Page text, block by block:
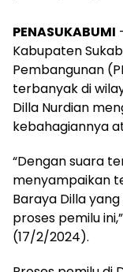
PENASUKABUMI
Kabupaten
Pembangunan
terbanyak di
Dilla Nurdian
kebahagiannya
“Dengan suara
menyampaikan
Baraya Dilla
proses pemilu
(17/2/2024).